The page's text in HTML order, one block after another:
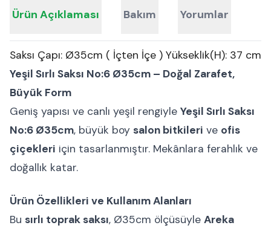
Ürün Açıklaması Bakım Yorumlar
Saksı Çapı: Ø35cm ( İçten İçe ) Yükseklik(H): 37 cm
Yeşil Sırlı Saksı No:6 Ø35cm – Doğal Zarafet,
Büyük Form
Geniş yapısı ve canlı yeşil rengiyle Yeşil Sırlı Saksı
No:6 Ø35cm, büyük boy salon bitkileri ve ofis
çiçekleri için tasarlanmıştır. Mekânlara ferahlık ve
doğallık katar.
Ürün Özellikleri ve Kullanım Alanları
Bu sırlı toprak saksı, Ø35cm ölçüsüyle Areka